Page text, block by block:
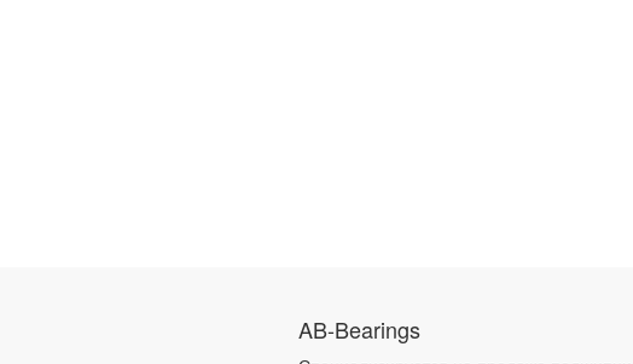
AB-Bearings